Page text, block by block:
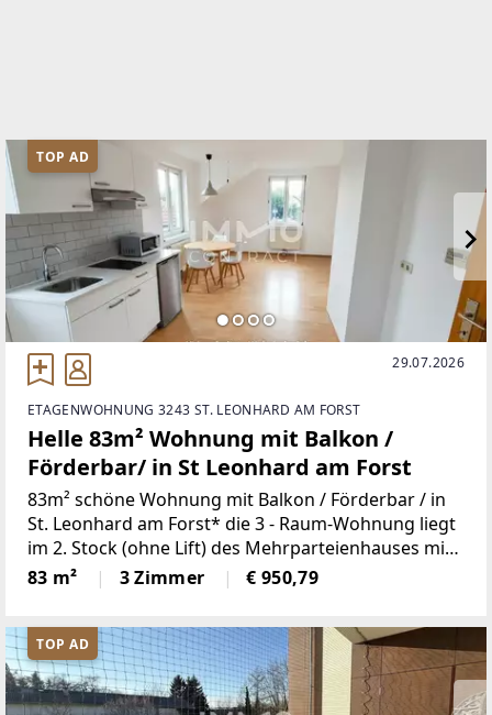
TOP AD
29.07.2026
ETAGENWOHNUNG 3243 ST. LEONHARD AM FORST
Helle 83m² Wohnung mit Balkon /
Förderbar/ in St Leonhard am Forst
83m² schöne Wohnung mit Balkon / Förderbar / in
St. Leonhard am Forst* die 3 - Raum-Wohnung liegt
im 2. Stock (ohne Lift) des Mehrparteienhauses mit
schönem Ausblick* St. Leonhard bietet sämtliche
Geschäfte / Schule* Förderung / Wohnzuschuss
83 m² 3 Zimmer € 950,79
TOP AD